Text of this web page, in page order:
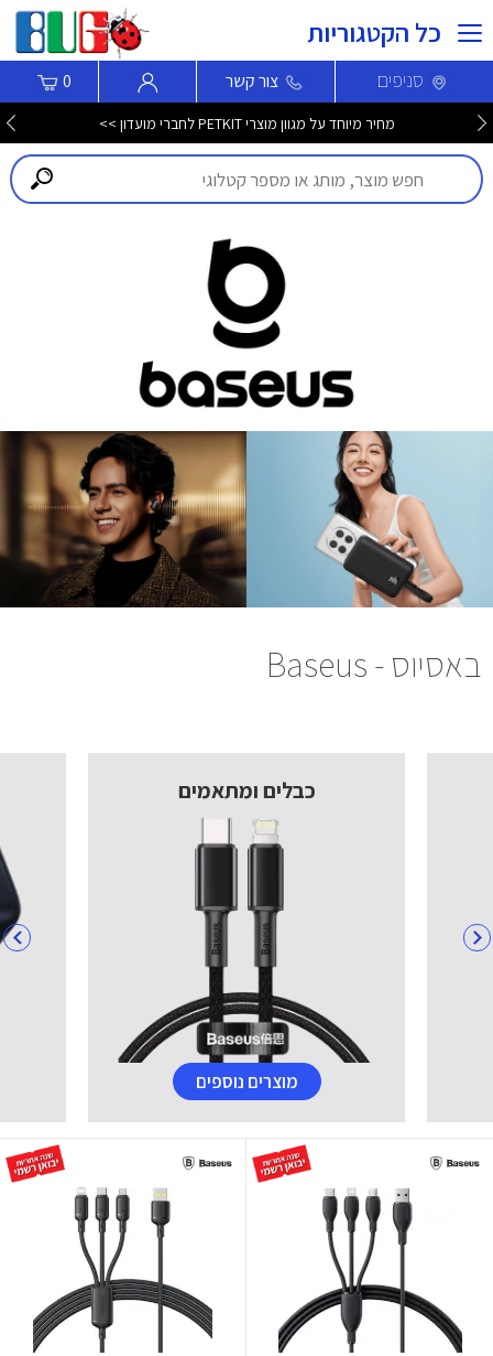
כל הקטגוריות
סניפים צור קשר 0
מחיר מיוחד על מגוון מוצרי PETKIT לחברי מועדון >>
באסיוס - Baseus
כבלים ומתאמים
מוצרים נוספים